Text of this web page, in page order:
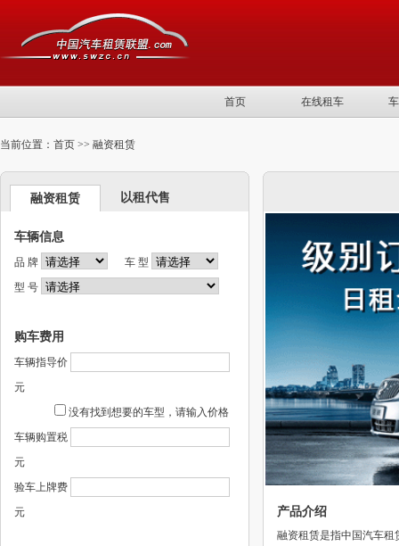
首页 在线租车
当前位置：首页 >> 融资租赁
融资租赁 以租代售
车辆信息
品 牌
车 型
型 号
购车费用
车辆指导价
元
没有找到想要的车型，请输入价格
车辆购置税
元
验车上牌费
元
产品介绍
融资租赁是指中国汽车